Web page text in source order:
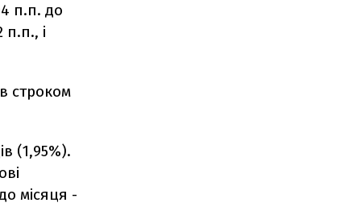
п.п. до
п.п., і
строком
(1,95%).
місяця -